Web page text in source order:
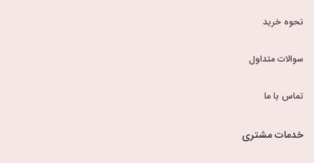
نحوه خرید
سوالات متداول
تماس با ما
خدمات مشتری